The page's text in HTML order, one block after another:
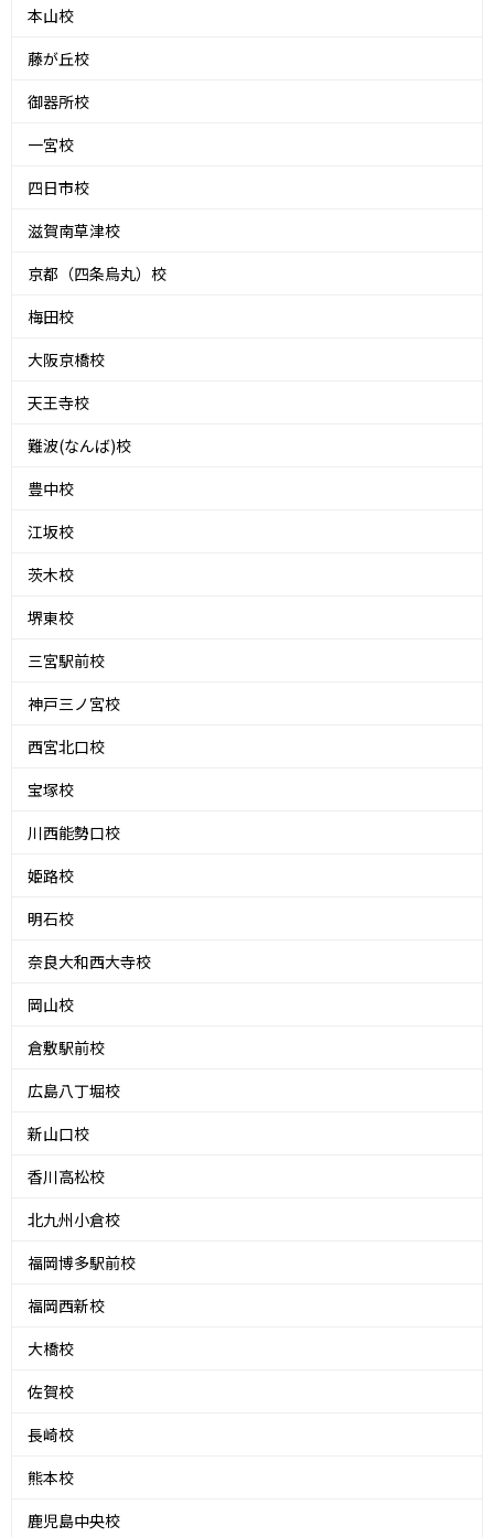
本山校
藤が丘校
御器所校
一宮校
四日市校
滋賀南草津校
京都（四条烏丸）校
梅田校
大阪京橋校
天王寺校
難波(なんば)校
豊中校
江坂校
茨木校
堺東校
三宮駅前校
神戸三ノ宮校
西宮北口校
宝塚校
川西能勢口校
姫路校
明石校
奈良大和西大寺校
岡山校
倉敷駅前校
広島八丁堀校
新山口校
香川高松校
北九州小倉校
福岡博多駅前校
福岡西新校
大橋校
佐賀校
長崎校
熊本校
鹿児島中央校